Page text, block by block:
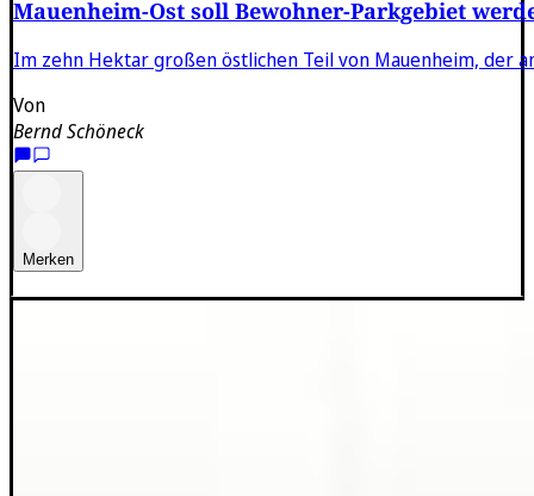
Mauenheim-Ost soll Bewohner-Parkgebiet
Im zehn Hektar großen östlichen Teil von Mauenheim, der
Von
Bernd Schöneck
Merken